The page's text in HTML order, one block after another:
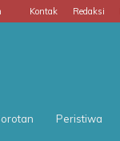
Kontak Redaksi
Peristiwa